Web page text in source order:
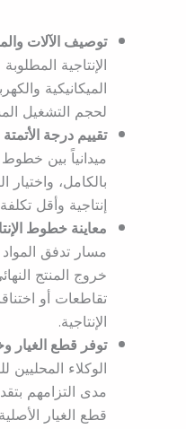
توصيف الآلات
الإنتاجية
الميكانيكية
لحجم التشغيل
تقييم درجة
ميدانياً بين خطوط
بالكامل، واختيار
إنتاجية وأقل
معاينة خطوط
مسار تدفق
خروج المنتج
تقاطعات أو
الإنتاجية.
توفر قطع الغيار
الوكلاء
مدى التزامهم
قطع الغيار